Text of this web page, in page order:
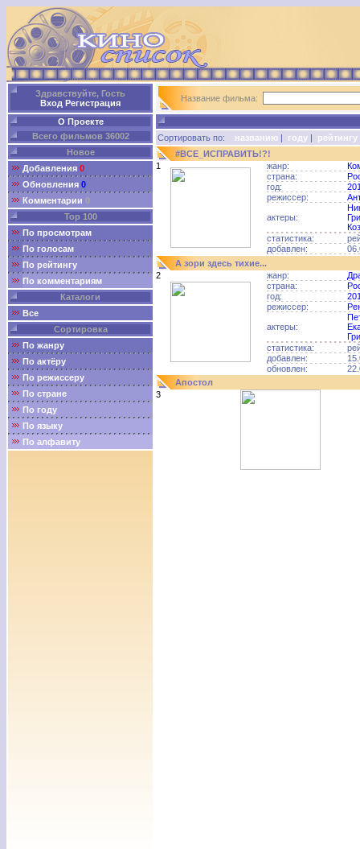
Здравствуйте, Гость
Вход Регистрация
О Проекте
Всего фильмов 36002
Новое
Добавления 0
Обновления 0
Комментарии 0
Top 100
По просмотрам
По голосам
По рейтингу
По комментариям
Каталоги
Все
Сортировка
По жанру
По актёру
По режиссеру
По стране
По году
По языку
По алфавиту
Название фильма:
Сортировать по: названию | году | рейтингу
#ВСЕ_ИСПРАВИТЬ!?!
1
жанр:
страна:
год:
режиссер:
актеры:
статистика:
добавлен:
А зори здесь тихие...
2
жанр:
страна:
год:
режиссер:
актеры:
статистика:
добавлен:
обновлен:
Апостол
3